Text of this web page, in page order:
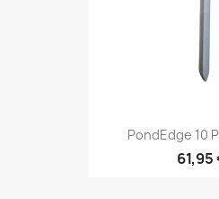
PondEdge 10
61,95